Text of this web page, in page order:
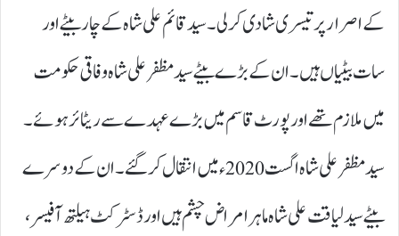
کے اصرار پر تیسری شادی کرلی۔سید قائم علی شاہ کے چار بیٹے اور
سات بیٹیاں ہیں۔ ان کے بڑے بیٹے سید مظفر علی شاہ وفاقی حکومت
میں ملازم تھے اور پورٹ قاسم میں بڑے عہدے سے ریٹائر ہوئے۔
سید مظفر علی شاہ اگست 2020ء میں انتقال کرگئے۔ان کے دوسرے
بیٹے سید لیاقت علی شاہ ماہر امراض چشم ہیں اور ڈسٹرکٹ ہیلتھ آفیسر،